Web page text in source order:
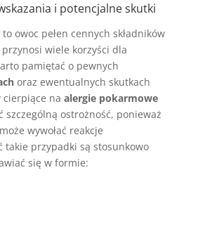
i potencjalne skutki
to owoc pełen cennych składników
wiele korzyści dla
pamiętać o pewnych
oraz ewentualnych skutkach
cierpiące na alergie pokarmowe
szczególną ostrożność, ponieważ
wywołać reakcje
takie przypadki są stosunkowo
się w formie: